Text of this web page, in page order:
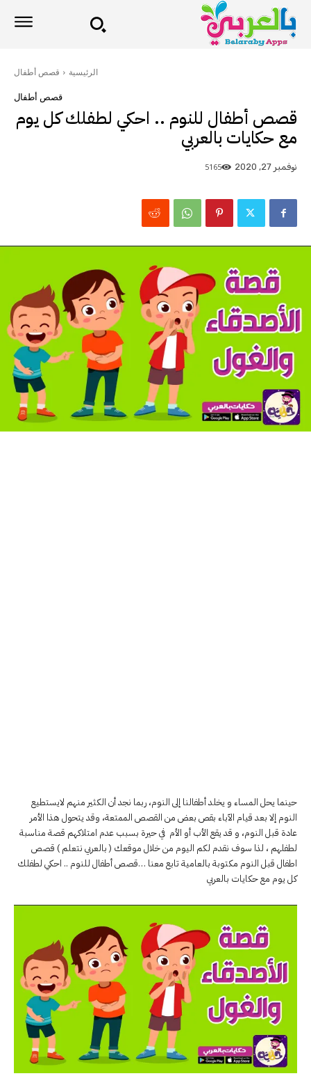
الرئيسية قصص أطفال
قصص أطفال
قصص أطفال للنوم .. احكي لطفلك كل يوم
مع حكايات بالعربي
نوفمبر 27, 2020 5165
حينما يحل المساء و يخلد أطفالنا إلى النوم، ربما نجد أن الكثير منهم لايستطيع
النوم إلا بعد قيام الآباء بقص بعض من القصص الممتعة، وقد يتحول هذا الأمر
عادة قبل النوم، و قد يقع الأب أو الأم في حيرة بسبب عدم امتلاكهم قصة مناسبة
لطفلهم ، لذا سوف نقدم لكم اليوم من خلال موقعك ( بالعربي نتعلم ) قصص
اطفال قبل النوم مكتوبة بالعامية تابع معنا …قصص أطفال للنوم .. احكي لطفلك
كل يوم مع حكايات بالعربي